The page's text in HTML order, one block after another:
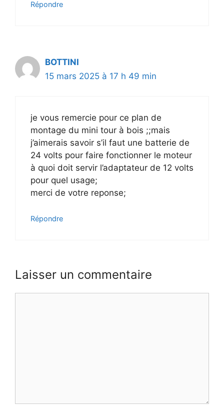
Répondre
BOTTINI
15 mars 2025 à 17 h 49 min
je vous remercie pour ce plan de
montage du mini tour à bois ;;mais
j’aimerais savoir s’il faut une batterie de
24 volts pour faire fonctionner le moteur
à quoi doit servir l’adaptateur de 12 volts
pour quel usage;
merci de votre reponse;
Répondre
Laisser un commentaire